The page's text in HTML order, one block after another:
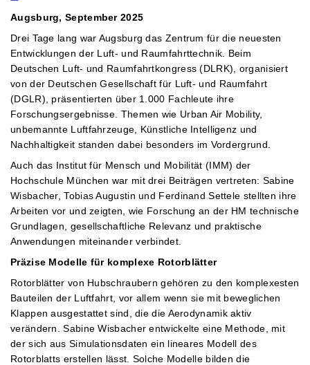
Augsburg, September 2025
Drei Tage lang war Augsburg das Zentrum für die neuesten
Entwicklungen der Luft- und Raumfahrttechnik. Beim
Deutschen Luft- und Raumfahrtkongress (DLRK), organisiert
von der Deutschen Gesellschaft für Luft- und Raumfahrt
(DGLR), präsentierten über 1.000 Fachleute ihre
Forschungsergebnisse. Themen wie Urban Air Mobility,
unbemannte Luftfahrzeuge, Künstliche Intelligenz und
Nachhaltigkeit standen dabei besonders im Vordergrund.
Auch das Institut für Mensch und Mobilität (IMM) der
Hochschule München war mit drei Beiträgen vertreten: Sabine
Wisbacher, Tobias Augustin und Ferdinand Settele stellten ihre
Arbeiten vor und zeigten, wie Forschung an der HM technische
Grundlagen, gesellschaftliche Relevanz und praktische
Anwendungen miteinander verbindet.
Präzise Modelle für komplexe Rotorblätter
Rotorblätter von Hubschraubern gehören zu den komplexesten
Bauteilen der Luftfahrt, vor allem wenn sie mit beweglichen
Klappen ausgestattet sind, die die Aerodynamik aktiv
verändern. Sabine Wisbacher entwickelte eine Methode, mit
der sich aus Simulationsdaten ein lineares Modell des
Rotorblatts erstellen lässt. Solche Modelle bilden die